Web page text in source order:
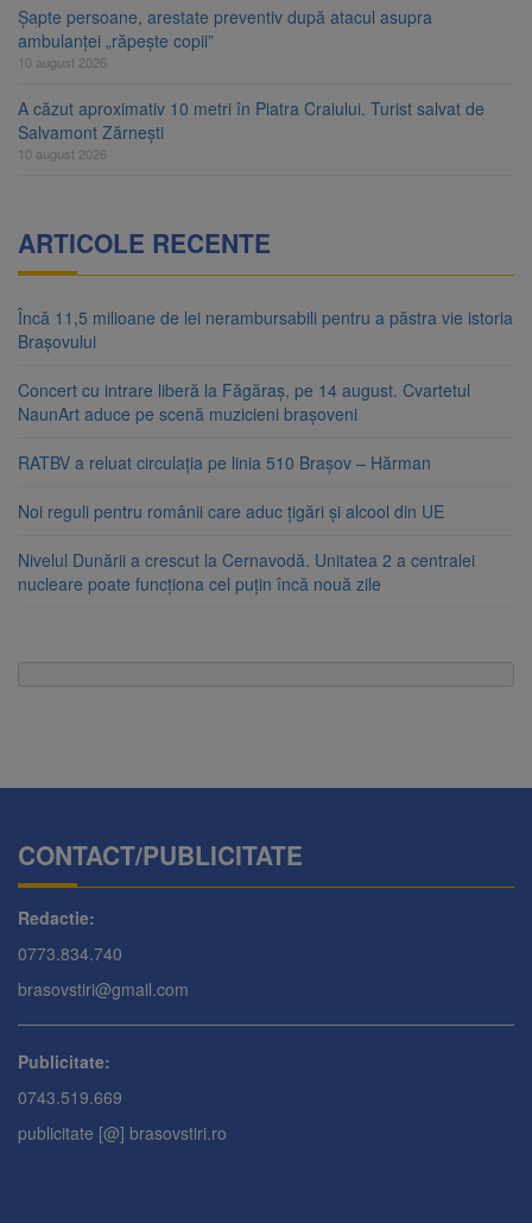
Șapte persoane, arestate preventiv după atacul asupra
ambulanței „răpește copii”
10 august 2026
A căzut aproximativ 10 metri în Piatra Craiului. Turist salvat de
Salvamont Zărnești
10 august 2026
ARTICOLE RECENTE
Încă 11,5 milioane de lei nerambursabili pentru a păstra vie istoria
Brașovului
Concert cu intrare liberă la Făgăraș, pe 14 august. Cvartetul
NaunArt aduce pe scenă muzicieni brașoveni
RATBV a reluat circulația pe linia 510 Brașov – Hărman
Noi reguli pentru românii care aduc țigări și alcool din UE
Nivelul Dunării a crescut la Cernavodă. Unitatea 2 a centralei
nucleare poate funcționa cel puțin încă nouă zile
CONTACT/PUBLICITATE
Redactie:
0773.834.740
brasovstiri@gmail.com
Publicitate:
0743.519.669
publicitate [@] brasovstiri.ro